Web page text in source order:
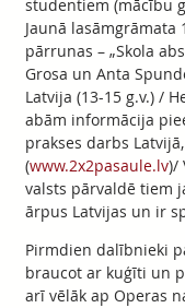
studentiem (mācību
Jaunā lasāmgrāmata
pārrunas – „Skola
Grosa un Anta
Latvija (13-15 g.v.) /
abām informācija
prakses darbs
(www.2x2pasaule.lv)/
valsts pārvaldē tiem
ārpus Latvijas un ir
Pirmdien dalībnieki
braucot ar kuģīti un
arī vēlāk ap Operas